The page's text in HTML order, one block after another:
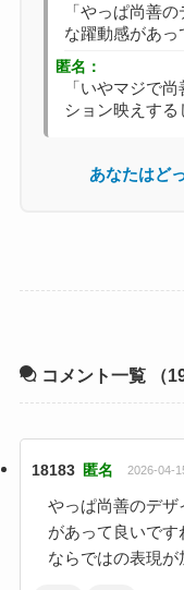
「やっぱ尚善
な躍動感があっ
匿名：
「いやマジで
ション映えする
あなたはど
コメント一覧 （
18183 匿名 2026-04-
やっぱ尚善のデ
があって良いで
ならではの表現が